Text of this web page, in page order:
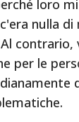
loro
nulla di
contrario,
per le